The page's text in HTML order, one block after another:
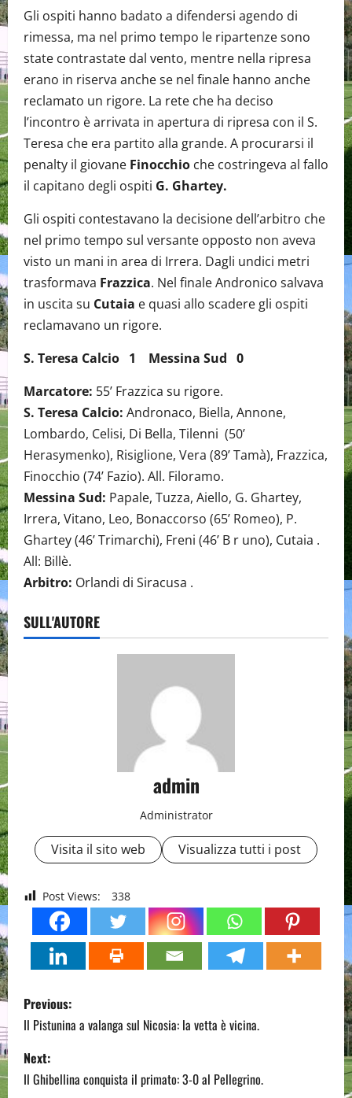
Gli ospiti hanno badato a difendersi agendo di
rimessa, ma nel primo tempo le ripartenze sono
state contrastate dal vento, mentre nella ripresa
erano in riserva anche se nel finale hanno anche
reclamato un rigore. La rete che ha deciso
l’incontro è arrivata in apertura di ripresa con il S.
Teresa che era partito alla grande. A procurarsi il
penalty il giovane Finocchio che costringeva al fallo
il capitano degli ospiti G. Ghartey.
Gli ospiti contestavano la decisione dell’arbitro che
nel primo tempo sul versante opposto non aveva
visto un mani in area di Irrera. Dagli undici metri
trasformava Frazzica. Nel finale Andronico salvava
in uscita su Cutaia e quasi allo scadere gli ospiti
reclamavano un rigore.
S. Teresa Calcio 1 Messina Sud 0
Marcatore: 55’ Frazzica su rigore.
S. Teresa Calcio: Andronaco, Biella, Annone,
Lombardo, Celisi, Di Bella, Tilenni (50’
Herasymenko), Risiglione, Vera (89’ Tamà), Frazzica,
Finocchio (74’ Fazio). All. Filoramo.
Messina Sud: Papale, Tuzza, Aiello, G. Ghartey,
Irrera, Vitano, Leo, Bonaccorso (65’ Romeo), P.
Ghartey (46’ Trimarchi), Freni (46’ B r uno), Cutaia .
All: Billè.
Arbitro: Orlandi di Siracusa .
SULL'AUTORE
admin
Administrator
Visita il sito web Visualizza tutti i post
Post Views: 338
P
o
s
Previous:
Il Pistunina a valanga sul Nicosia: la vetta è vicina.
Next:
Il Ghibellina conquista il primato: 3-0 al Pellegrino.